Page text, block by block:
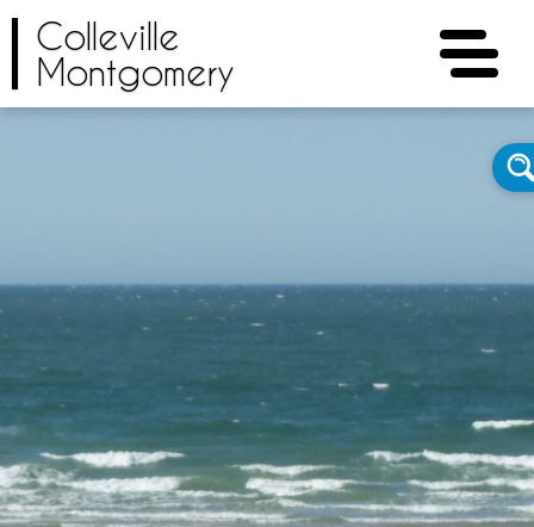
Colleville
Montgomery